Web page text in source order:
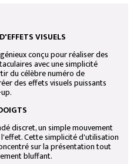
VISUELS
conçu pour réaliser des
avec une simplicité
du célèbre numéro de
des effets visuels puissants
discret, un simple mouvement
Cette simplicité d'utilisation
sur la présentation tout
bluffant.